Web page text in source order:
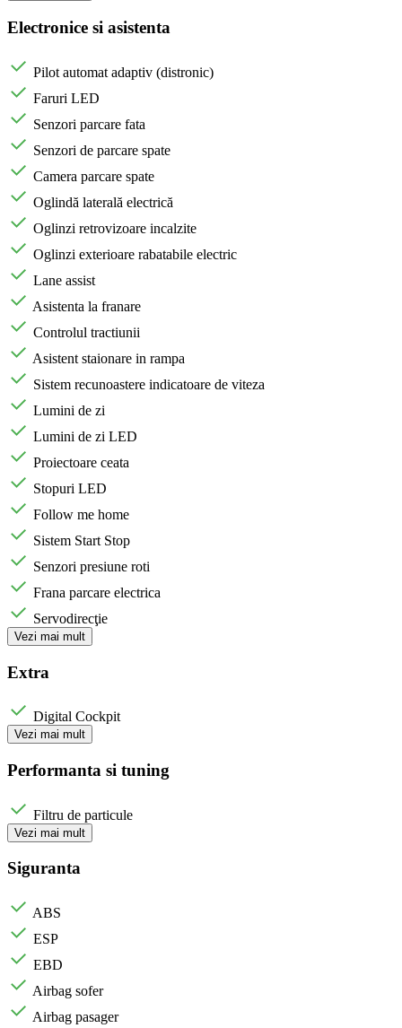
Electronice si asistenta
Pilot automat adaptiv (distronic)
Faruri LED
Senzori parcare fata
Senzori de parcare spate
Camera parcare spate
Oglindă laterală electrică
Oglinzi retrovizoare incalzite
Oglinzi exterioare rabatabile electric
Lane assist
Asistenta la franare
Controlul tractiunii
Asistent staionare in rampa
Sistem recunoastere indicatoare de viteza
Lumini de zi
Lumini de zi LED
Proiectoare ceata
Stopuri LED
Follow me home
Sistem Start Stop
Senzori presiune roti
Frana parcare electrica
Servodirecţie
Vezi mai mult
Extra
Digital Cockpit
Vezi mai mult
Performanta si tuning
Filtru de particule
Vezi mai mult
Siguranta
ABS
ESP
EBD
Airbag sofer
Airbag pasager